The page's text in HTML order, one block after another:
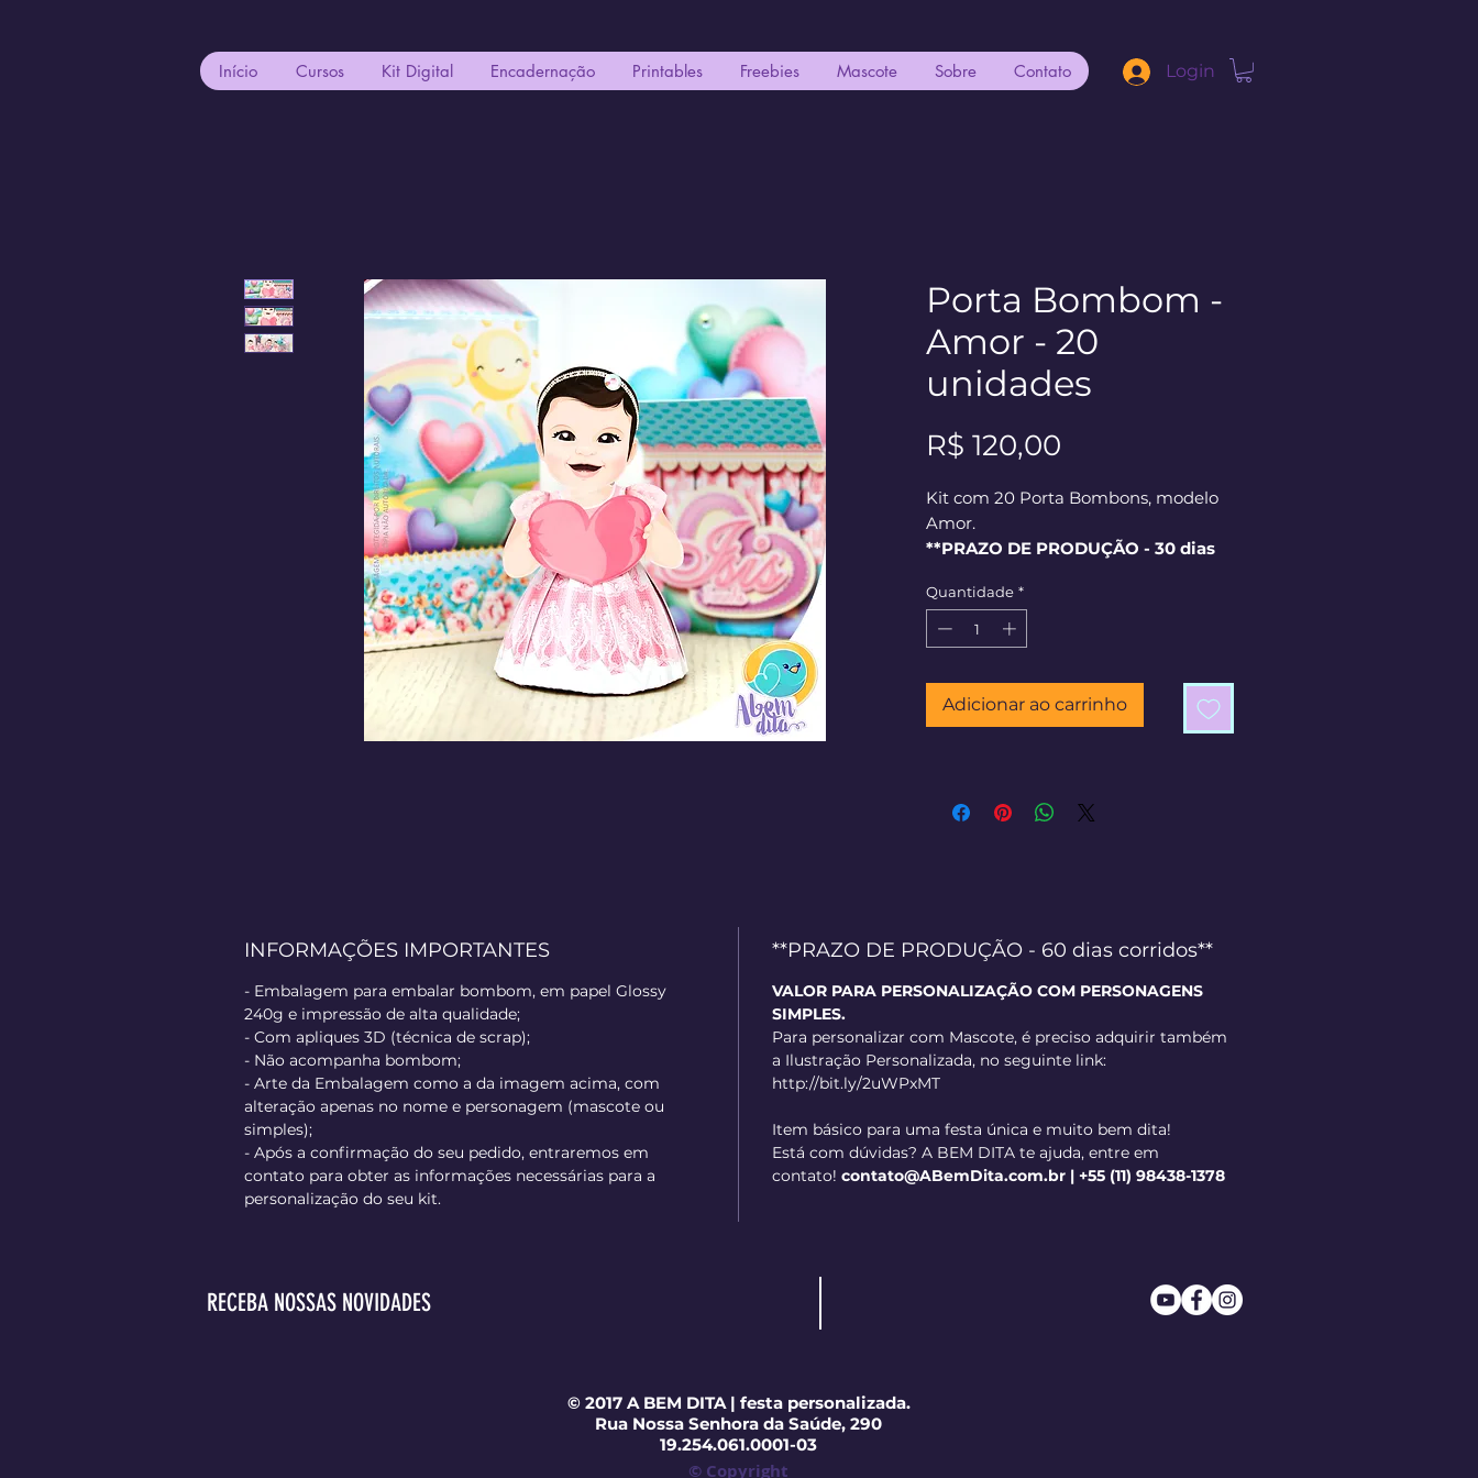
Início Cursos Kit Digital Encadernação Printables Freebies Mascote Sobre Contato Login
Porta Bombom -
Amor - 20
unidades
R$ 120,00
Kit com 20 Porta Bombons, modelo
Amor.
**PRAZO DE PRODUÇÃO - 30 dias
Quantidade *
Adicionar ao carrinho
INFORMAÇÕES IMPORTANTES
- Embalagem para embalar bombom, em papel Glossy
240g e impressão de alta qualidade;
- Com apliques 3D (técnica de scrap);
- Não acompanha bombom;
- Arte da Embalagem como a da imagem acima, com
alteração apenas no nome e personagem (mascote ou
simples);
- Após a confirmação do seu pedido, entraremos em
contato para obter as informações necessárias para a
personalização do seu kit.
**PRAZO DE PRODUÇÃO - 60 dias corridos**
VALOR PARA PERSONALIZAÇÃO COM PERSONAGENS
SIMPLES.
Para personalizar com Mascote, é preciso adquirir também
a Ilustração Personalizada, no seguinte link:
http://bit.ly/2uWPxMT
Item básico para uma festa única e muito bem dita!
Está com dúvidas? A BEM DITA te ajuda, entre em
contato! contato@ABemDita.com.br | +55 (11) 98438-1378
RECEBA NOSSAS NOVIDADES
© 2017 A BEM DITA | festa personalizada.
Rua Nossa Senhora da Saúde, 290
19.254.061.0001-03
© Copyright